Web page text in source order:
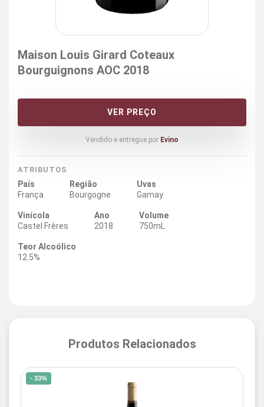
Maison Louis Girard Coteaux
Bourguignons AOC 2018
VER PREÇO
Vendido e entregue por Evino
ATRIBUTOS
País
França
Região
Bourgogne
Uvas
Gamay
Vinícola
Castel Frères
Ano
2018
Volume
750mL
Teor Alcoólico
12.5%
Produtos Relacionados
- 33%